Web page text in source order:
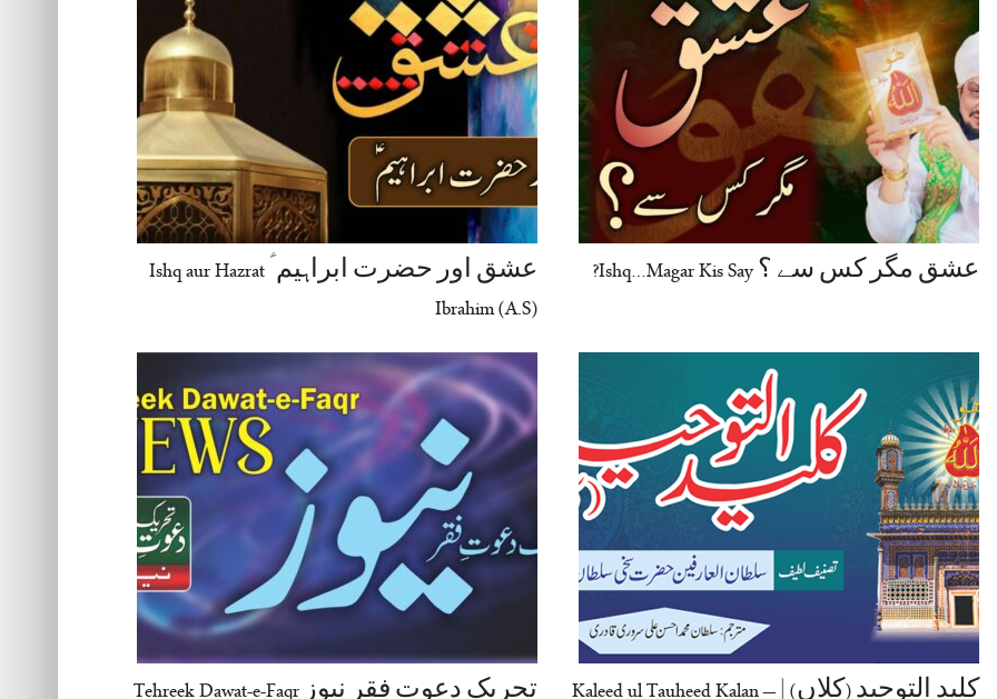
عشق مگر کس سے ؟ Ishq…Magar Kis Say?
عشق اور حضرت ابراہیم ؑ Ishq aur Hazrat
Ibrahim (A.S)